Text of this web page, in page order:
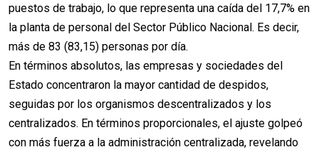
puestos de trabajo, lo que representa una caída del 17,7% en
la planta de personal del Sector Público Nacional. Es decir,
más de 83 (83,15) personas por día.
En términos absolutos, las empresas y sociedades del
Estado concentraron la mayor cantidad de despidos,
seguidas por los organismos descentralizados y los
centralizados. En términos proporcionales, el ajuste golpeó
con más fuerza a la administración centralizada, revelando